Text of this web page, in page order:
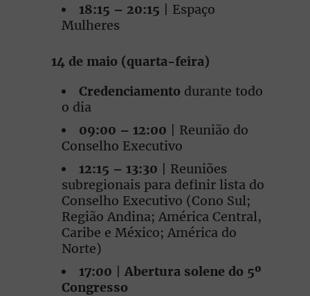
18:15 – 20:15 | Espaço
Mulheres
14 de maio (quarta-feira)
Credenciamento durante todo
o dia
09:00 – 12:00 | Reunião do
Conselho Executivo
12:15 – 13:30 | Reuniões
subregionais para definir lista do
Conselho Executivo (Cono Sul;
Região Andina; América Central,
Caribe e México; América do
Norte)
17:00 |Abertura solene do 5º
Congresso